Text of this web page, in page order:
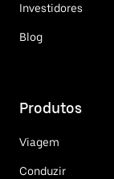
Investidores
Blog
Produtos
Viagem
Conduzir